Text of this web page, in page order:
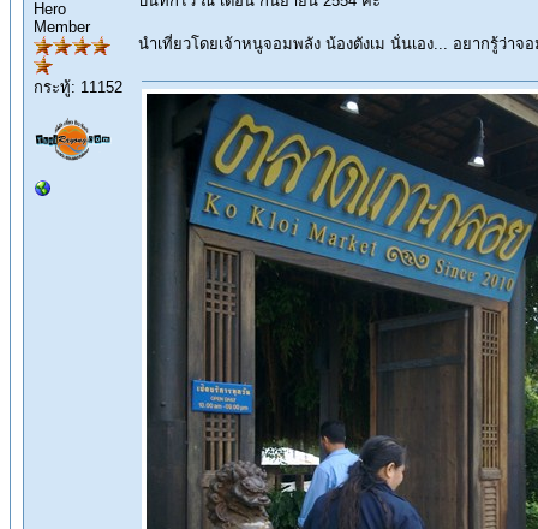
Hero
Member
กระทู้: 11152
นำเที่ยวโดยเจ้าหนูจอมพลัง น้องตังเม นั่นเอง... อยากรู้ว่าจ